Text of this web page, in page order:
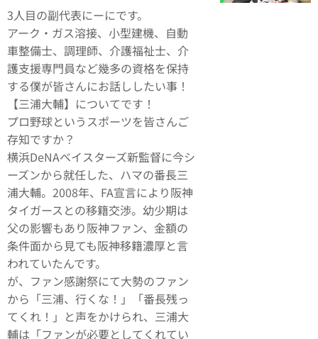
3人目の副代表にーにです。
アーク・ガス溶接、小型建機、自動
車整備士、調理師、介護福祉士、介
護支援専門員など幾多の資格を保持
する僕が皆さんにお話ししたい事！
【三浦大輔】についてです！
プロ野球というスポーツを皆さんご
存知ですか？
横浜DeNAベイスターズ新監督に今シ
ーズンから就任した、ハマの番長三
浦大輔。2008年、FA宣言により阪神
タイガースとの移籍交渉。幼少期は
父の影響もあり阪神ファン、金額の
条件面から見ても阪神移籍濃厚と言
われていたんです。
が、ファン感謝祭にて大勢のファン
から「三浦、行くな！」「番長残っ
てくれ！」と声をかけられ、三浦大
輔は「ファンが必要としてくれてい